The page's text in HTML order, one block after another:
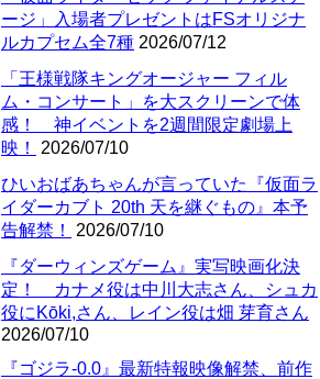
ージ」入場者プレゼントはFSオリジナ
ルカプセム全7種 2026/07/12
「王様戦隊キングオージャー フィル
ム・コンサート」を大スクリーンで体
感！ 神イベントを2週間限定劇場上
映！
2026/07/10
ひいおばあちゃんが言っていた『仮面ラ
イダーカブト 20th 天を継ぐもの』本予
告解禁！
2026/07/10
『ダーウィンズゲーム』実写映画化決
定！ カナメ役は中川大志さん、シュカ
役にKōki,さん、レイン役は畑 芽育さん
2026/07/10
『ゴジラ-0.0』最新特報映像解禁、前作